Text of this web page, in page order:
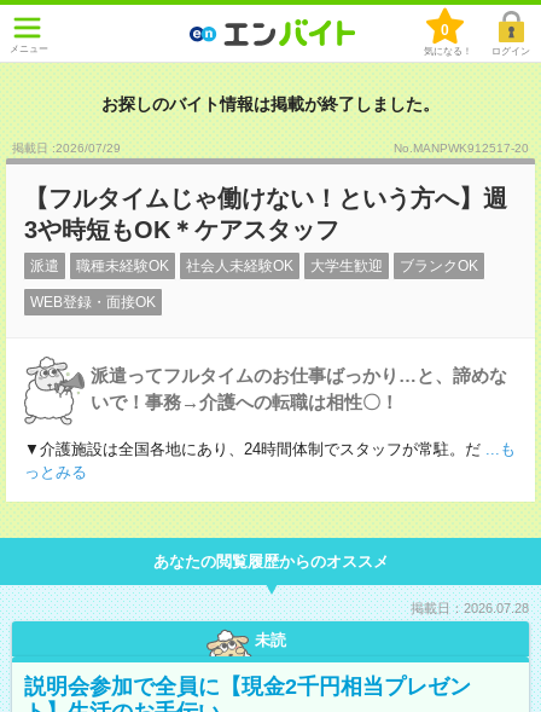
メニュー
0
気になる！ ログイン
お探しのバイト情報は掲載が終了しました。
掲載日 :2026/07/29 No.MANPWK912517-20
【フルタイムじゃ働けない！という方へ】週
3や時短もOK＊ケアスタッフ
派遣 職種未経験OK 社会人未経験OK 大学生歓迎 ブランクOK
WEB登録・面接OK
派遣ってフルタイムのお仕事ばっかり…と、諦めな
いで！事務→介護への転職は相性〇！
▼介護施設は全国各地にあり、24時間体制でスタッフが常駐。だ ...も
っとみる
あなたの閲覧履歴からのオススメ
掲載日：2026.07.28
未読
説明会参加で全員に【現金2千円相当プレゼン